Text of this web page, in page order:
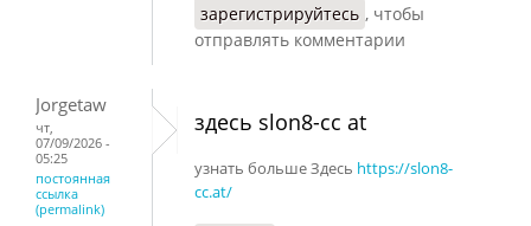
зарегистрируйтесь , чтобы
отправлять комментарии
Jorgetaw
чт,
07/09/2026 -
05:25
постоянная
ссылка
(permalink)
здесь slon8-cc at
узнать больше Здесь https://slon8-
cc.at/